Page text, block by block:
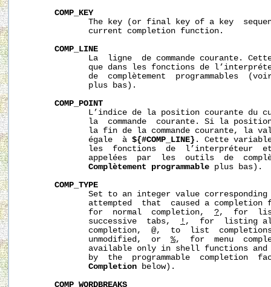
COMP_KEY
The key (or final key of a key
              current completion function.
COMP_LINE
La  ligne  de commande courante.
que dans les fonctions de
de  complètement  programmables
              plus bas).
COMP_POINT
L’indice de la position courante du
la  commande  courante. Si la
la fin de la commande courante, la
              égale  à
${#COMP_LINE} . Cette
les  fonctions  de  l’interpréteur
appelées  par  les  outils  de
Complètement
programmable plus bas).
COMP_TYPE
Set to an integer value
attempted  that  caused a completion
              for  normal  completion,
?,  for
              successive  tabs,
! ,  for  listing
              completion,
@,  to  list
              unmodified,  or
%,  for  menu
available only in shell functions
by  the  programmable  completion
Completion below).
COMP_WORDBREAKS